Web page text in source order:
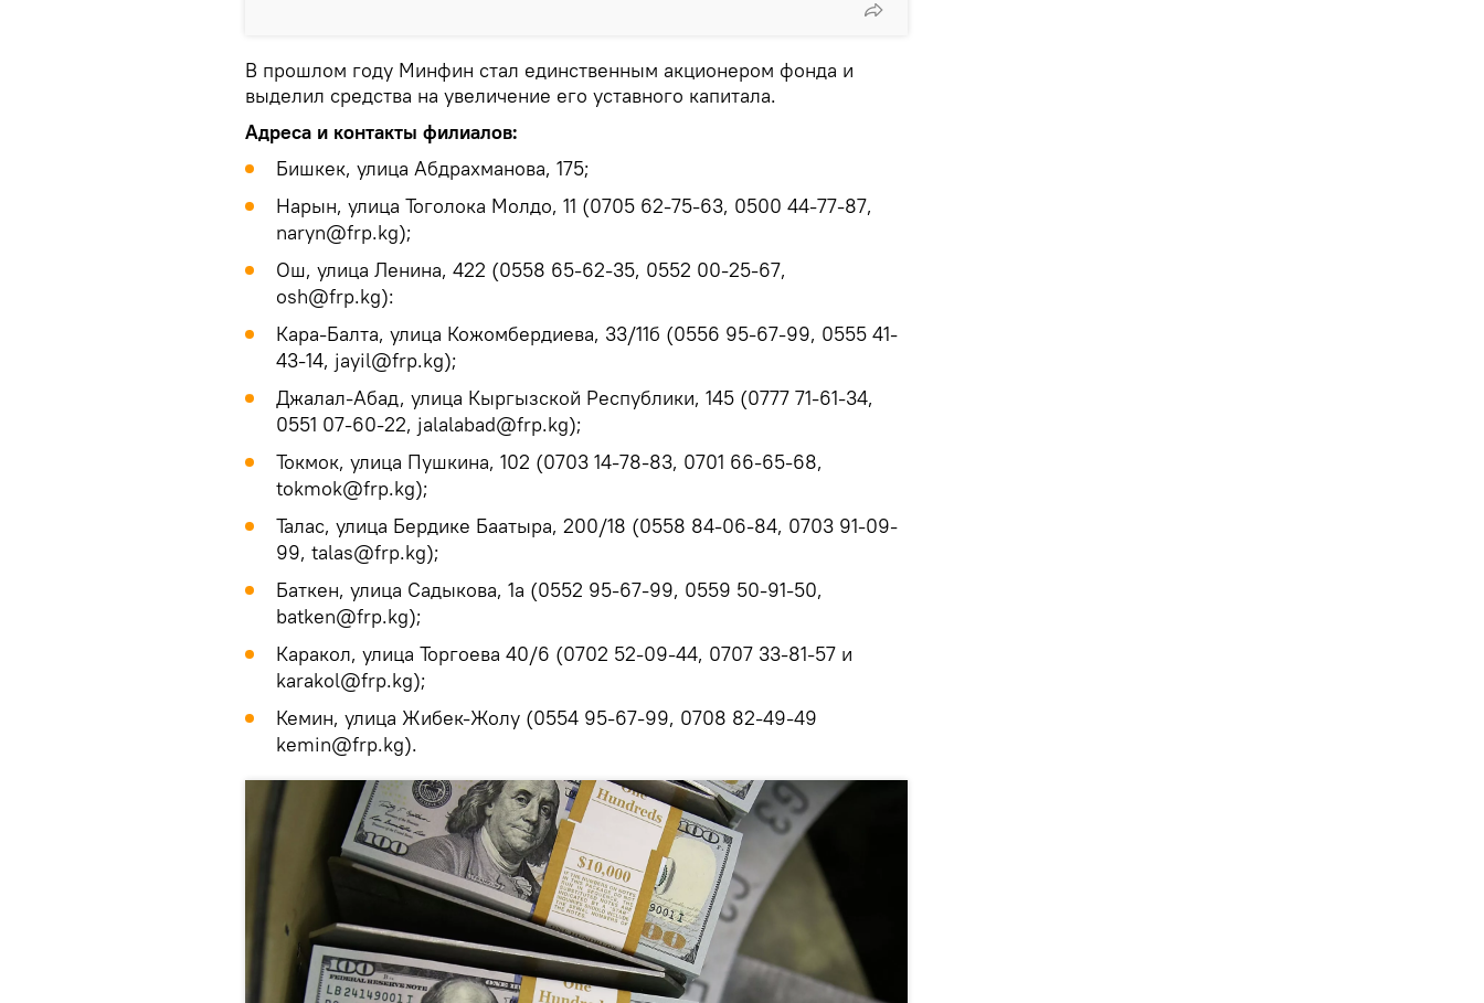
В прошлом году Минфин стал единственным акционером фонда и
выделил средства на увеличение его уставного капитала.
Адреса и контакты филиалов:
Бишкек, улица Абдрахманова, 175;
Нарын, улица Тоголока Молдо, 11 (0705 62-75-63, 0500 44-77-87,
naryn@frp.kg);
Ош, улица Ленина, 422 (0558 65-62-35, 0552 00-25-67,
osh@frp.kg):
Кара-Балта, улица Кожомбердиева, 33/11б (0556 95-67-99, 0555 41-
43-14, jayil@frp.kg);
Джалал-Абад, улица Кыргызской Республики, 145 (0777 71-61-34,
0551 07-60-22, jalalabad@frp.kg);
Токмок, улица Пушкина, 102 (0703 14-78-83, 0701 66-65-68,
tokmok@frp.kg);
Талас, улица Бердике Баатыра, 200/18 (0558 84-06-84, 0703 91-09-
99, talas@frp.kg);
Баткен, улица Садыкова, 1а (0552 95-67-99, 0559 50-91-50,
batken@frp.kg);
Каракол, улица Торгоева 40/6 (0702 52-09-44, 0707 33-81-57 и
karakol@frp.kg);
Кемин, улица Жибек-Жолу (0554 95-67-99, 0708 82-49-49
kemin@frp.kg).